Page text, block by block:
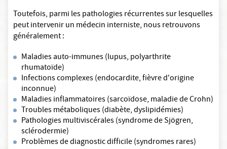
Toutefois, parmi les pathologies récurrentes sur lesquelles
peut intervenir un médecin interniste, nous retrouvons
généralement :
Maladies auto-immunes (lupus, polyarthrite
rhumatoïde)
Infections complexes (endocardite, fièvre d'origine
inconnue)
Maladies inflammatoires (sarcoïdose, maladie de Crohn)
Troubles métaboliques (diabète, dyslipidémies)
Pathologies multiviscérales (syndrome de Sjögren,
sclérodermie)
Problèmes de diagnostic difficile (syndromes rares)